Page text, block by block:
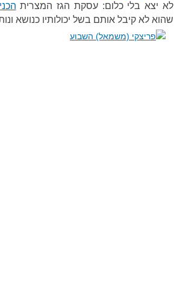
לא יצא בלי כלום: עסקת הגז המצרית הכניסה לו
שהוא לא קיבל אותם בשל יכולותיו כנושא